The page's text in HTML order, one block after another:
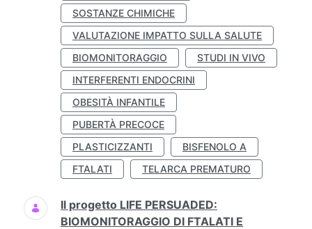
SOSTANZE CHIMICHE
VALUTAZIONE IMPATTO SULLA SALUTE
BIOMONITORAGGIO
STUDI IN VIVO
INTERFERENTI ENDOCRINI
OBESITÀ INFANTILE
PUBERTÀ PRECOCE
PLASTICIZZANTI
BISFENOLO A
FTALATI
TELARCA PREMATURO
Il progetto LIFE PERSUADED:
BIOMONITORAGGIO DI FTALATI E